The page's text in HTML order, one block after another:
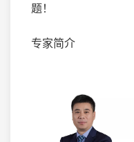
题！
专家简介